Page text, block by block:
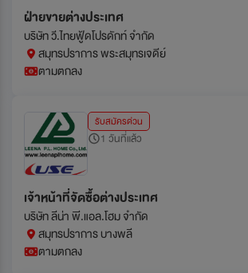
ฝ่ายขายต่างประเทศ
บริษัท วี.ไทยฟู้ดโปรดักท์ จำกัด
สมุทรปราการ พระสมุทรเจดีย์
ตามตกลง
รับสมัครด่วน
1 วันที่แล้ว
เจ้าหน้าที่จัดซื้อต่างประเทศ
บริษัท ลีน่า พี.แอล.โฮม จำกัด
สมุทรปราการ บางพลี
ตามตกลง